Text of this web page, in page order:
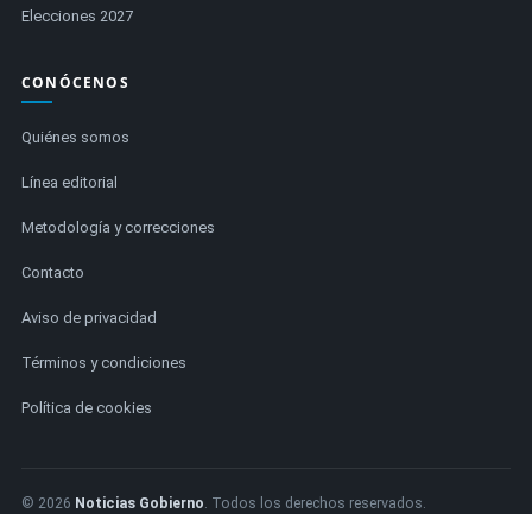
Elecciones 2027
CONÓCENOS
Quiénes somos
Línea editorial
Metodología y correcciones
Contacto
Aviso de privacidad
Términos y condiciones
Política de cookies
© 2026 Noticias Gobierno. Todos los derechos reservados.